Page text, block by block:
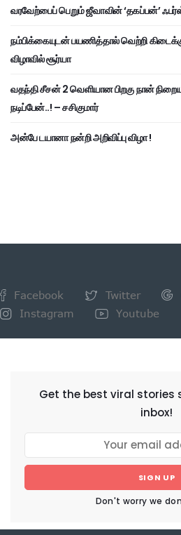
வரவேற்பைப் பெறும் ஜீவாவின் ‘தகப்பன்’
நம்பிக்கையுடன் பயணித்தால் வெற்றி
விழாவில் சூர்யா
வதந்தி சீசன் 2 வெளியான பிறகு நான்
நடிப்பேன்..! – சசிகுமார்
அன்பே டயானா நன்றி அறிவிப்பு விழா !
Facebook Twitter
Instagram
Youtube
Get the best viral
inbox!
SIGN UP
Don't worry we